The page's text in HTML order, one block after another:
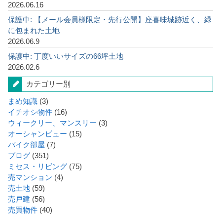
2026.06.16
保護中: 【メール会員様限定・先行公開】座喜味城跡近く、緑
に包まれた土地
2026.06.9
保護中: 丁度いいサイズの66坪土地
2026.02.6
カテゴリー別
まめ知識 (3)
イチオシ物件 (16)
ウィークリー、マンスリー (3)
オーシャンビュー (15)
バイク部屋 (7)
ブログ (351)
ミセス・リビング (75)
売マンション (4)
売土地 (59)
売戸建 (56)
売買物件 (40)